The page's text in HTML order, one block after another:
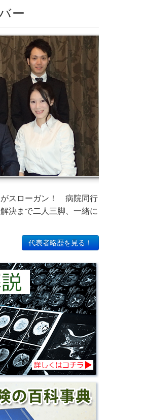
ー
がスローガン！ 病院同行
決まで二人三脚、一緒に
代表者略歴を見る！